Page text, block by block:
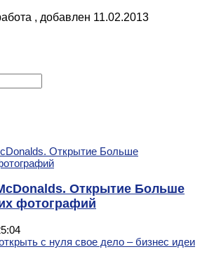
, добавлен 11.02.2013
Открытие Больше
фотографий